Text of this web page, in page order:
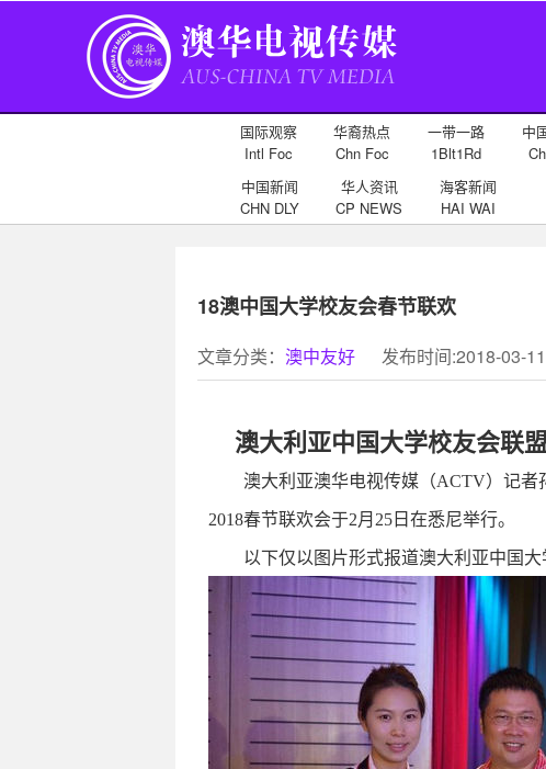
国际观察
Intl Foc
华裔热点
Chn Foc
一带一路
1Blt1Rd
中
中国新闻
CHN DLY
华人资讯
CP NEWS
海客新闻
HAI WAI
18澳中国大学校友会春节联欢
文章分类： 澳中友好 发布时间:2018-03-11
澳大利亚中国大学校友会联
澳大利亚澳华电视传媒（ACTV）记者
2018春节联欢会于2月25日在悉尼举行。
以下仅以图片形式报道澳大利亚中国大